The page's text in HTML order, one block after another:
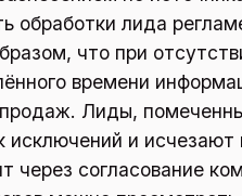
обработки лида
что при
времени
Лиды,
исключений и
через согласование